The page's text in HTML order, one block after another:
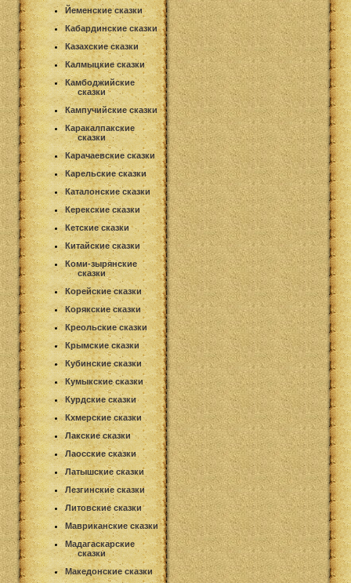
Йеменские сказки
Кабардинские сказки
Казахские сказки
Калмыцкие сказки
Камбоджийские
сказки
Кампучийские сказки
Каракалпакские
сказки
Карачаевские сказки
Карельские сказки
Каталонские сказки
Керекские сказки
Кетские сказки
Китайские сказки
Коми-зырянские
сказки
Корейские сказки
Корякские сказки
Креольские сказки
Крымские сказки
Кубинские сказки
Кумыкские сказки
Курдские сказки
Кхмерские сказки
Лакские сказки
Лаосские сказки
Латышские сказки
Лезгинские сказки
Литовские сказки
Мавриканские сказки
Мадагаскарские
сказки
Македонские сказки